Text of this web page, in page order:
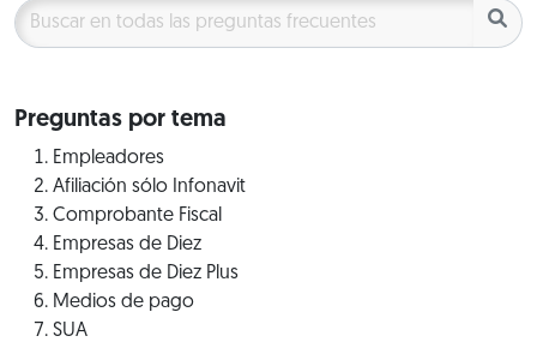
Preguntas por tema
Empleadores
Afiliación sólo Infonavit
Comprobante Fiscal
Empresas de Diez
Empresas de Diez Plus
Medios de pago
SUA